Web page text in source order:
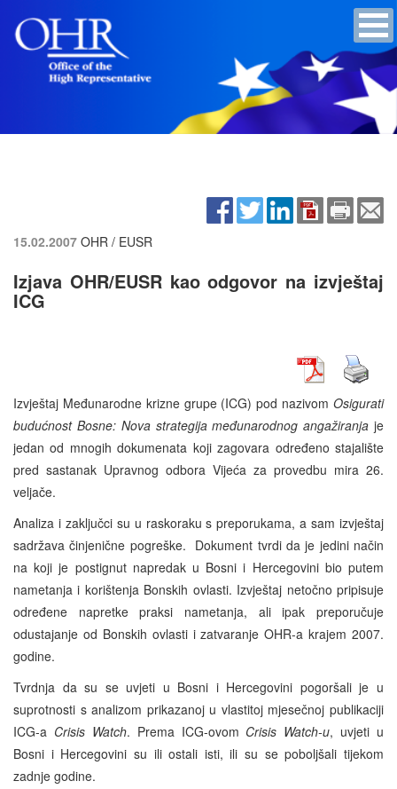
15.02.2007 OHR / EUSR
Izjava OHR/EUSR kao odgovor na izvještaj
ICG
Izvještaj Međunarodne krizne grupe (ICG) pod nazivom Osigurati
budućnost Bosne: Nova strategija međunarodnog angažiranjaje
jedan od mnogih dokumenata koji zagovara određeno stajalište
pred sastanak Upravnog odbora Vijeća za provedbu mira 26.
veljače.
Analiza i zaključci su u raskoraku s preporukama, a sam izvještaj
sadržava činjenične pogreške. Dokument tvrdi da je jedini način
na koji je postignut napredak u Bosni i Hercegovini bio putem
nametanja i korištenja Bonskih ovlasti. Izvještaj netočno pripisuje
određene napretke praksi nametanja, ali ipak preporučuje
odustajanje od Bonskih ovlasti i zatvaranje OHR-a krajem 2007.
godine.
Tvrdnja da su se uvjeti u Bosni i Hercegovini pogoršali je u
suprotnosti s analizom prikazanoj u vlastitoj mjesečnoj publikaciji
ICG-a Crisis Watch. Prema ICG-ovom Crisis Watch-u, uvjeti u
Bosni i Hercegovini su ili ostali isti, ili su se poboljšali tijekom
zadnje godine.